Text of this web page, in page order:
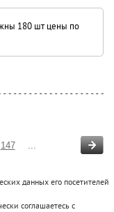
180 шт цены по
147 ...
данных его посетителей
соглашаетесь с